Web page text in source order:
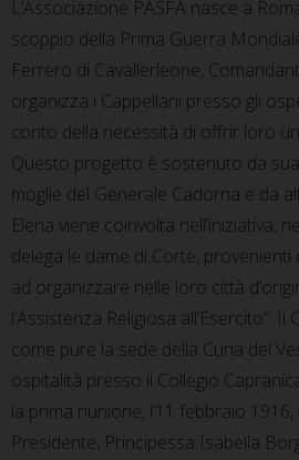
L’Associazione PASFA nasce a
scoppio della Prima Guerra
Ferrero di Cavallerleone,
organizza i Cappellani presso gli
conto della necessità di offrir loro
Questo progetto è sostenuto da
moglie del Generale Cadorna e da
Elena viene coinvolta nell’iniziativa,
delega le dame di Corte, provenienti
ad organizzare nelle loro città
l’Assistenza Religiosa all’Esercito”.
come pure la sede della Curia del
ospitalità presso il Collegio
la prima riunione, l’11 febbraio
Presidente, Principessa Isabella